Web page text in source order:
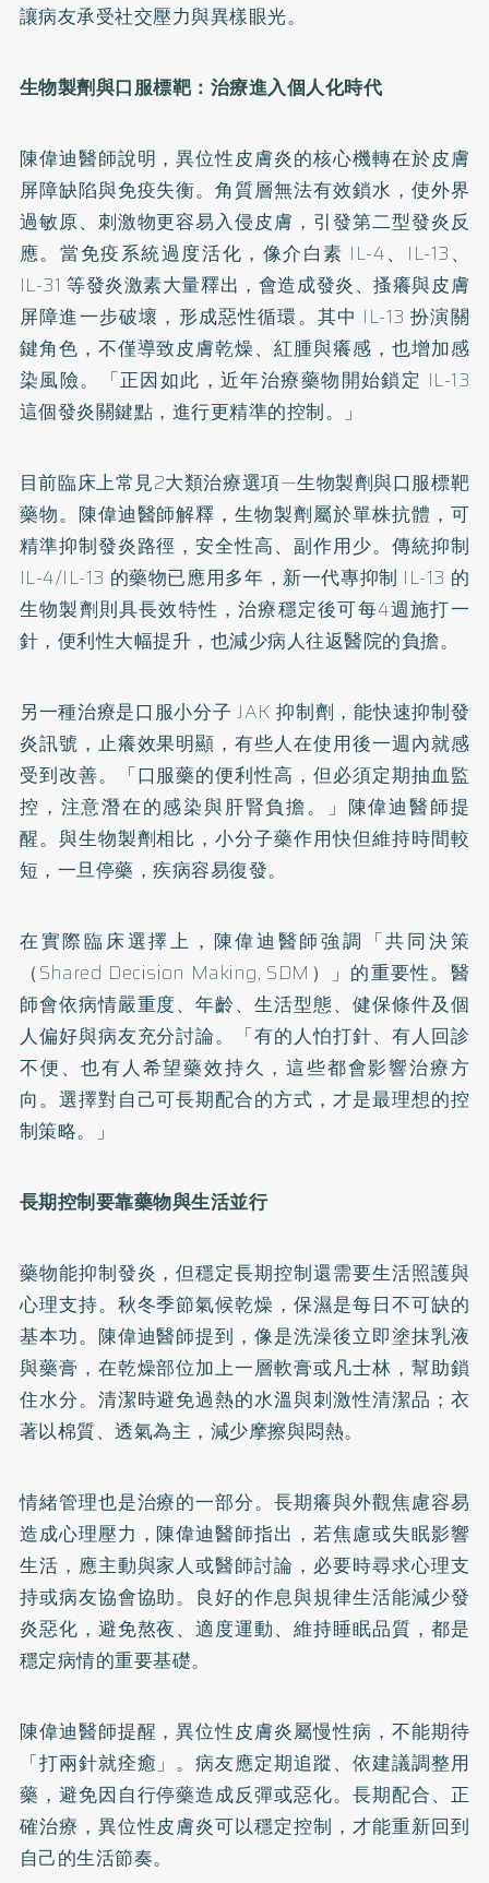
讓病友承受社交壓力與異樣眼光。
生物製劑與口服標靶：治療進入個人化時代
陳偉迪醫師說明，異位性皮膚炎的核心機轉在於皮膚
屏障缺陷與免疫失衡。角質層無法有效鎖水，使外界
過敏原、刺激物更容易入侵皮膚，引發第二型發炎反
應。當免疫系統過度活化，像介白素 IL-4、IL-13、
IL-31 等發炎激素大量釋出，會造成發炎、搔癢與皮膚
屏障進一步破壞，形成惡性循環。其中 IL-13 扮演關
鍵角色，不僅導致皮膚乾燥、紅腫與癢感，也增加感
染風險。「正因如此，近年治療藥物開始鎖定 IL-13
這個發炎關鍵點，進行更精準的控制。」
目前臨床上常見2大類治療選項—生物製劑與口服標靶
藥物。陳偉迪醫師解釋，生物製劑屬於單株抗體，可
精準抑制發炎路徑，安全性高、副作用少。傳統抑制
IL-4/IL-13 的藥物已應用多年，新一代專抑制 IL-13 的
生物製劑則具長效特性，治療穩定後可每4週施打一
針，便利性大幅提升，也減少病人往返醫院的負擔。
另一種治療是口服小分子 JAK 抑制劑，能快速抑制發
炎訊號，止癢效果明顯，有些人在使用後一週內就感
受到改善。「口服藥的便利性高，但必須定期抽血監
控，注意潛在的感染與肝腎負擔。」陳偉迪醫師提
醒。與生物製劑相比，小分子藥作用快但維持時間較
短，一旦停藥，疾病容易復發。
在實際臨床選擇上，陳偉迪醫師強調「共同決策
（Shared Decision Making, SDM）」的重要性。醫
師會依病情嚴重度、年齡、生活型態、健保條件及個
人偏好與病友充分討論。「有的人怕打針、有人回診
不便、也有人希望藥效持久，這些都會影響治療方
向。選擇對自己可長期配合的方式，才是最理想的控
制策略。」
長期控制要靠藥物與生活並行
藥物能抑制發炎，但穩定長期控制還需要生活照護與
心理支持。秋冬季節氣候乾燥，保濕是每日不可缺的
基本功。陳偉迪醫師提到，像是洗澡後立即塗抹乳液
與藥膏，在乾燥部位加上一層軟膏或凡士林，幫助鎖
住水分。清潔時避免過熱的水溫與刺激性清潔品；衣
著以棉質、透氣為主，減少摩擦與悶熱。
情緒管理也是治療的一部分。長期癢與外觀焦慮容易
造成心理壓力，陳偉迪醫師指出，若焦慮或失眠影響
生活，應主動與家人或醫師討論，必要時尋求心理支
持或病友協會協助。良好的作息與規律生活能減少發
炎惡化，避免熬夜、適度運動、維持睡眠品質，都是
穩定病情的重要基礎。
陳偉迪醫師提醒，異位性皮膚炎屬慢性病，不能期待
「打兩針就痊癒」。病友應定期追蹤、依建議調整用
藥，避免因自行停藥造成反彈或惡化。長期配合、正
確治療，異位性皮膚炎可以穩定控制，才能重新回到
自己的生活節奏。